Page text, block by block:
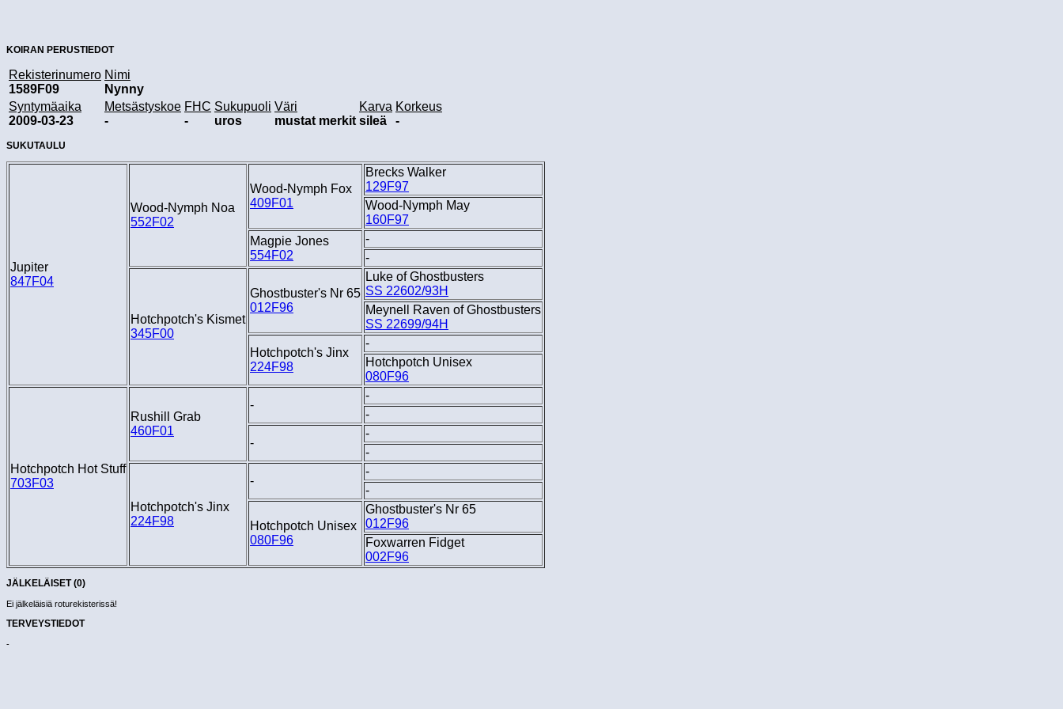
KOIRAN PERUSTIEDOT
Rekisterinumero
1589F09
Nimi
Nynny
Syntymäaika
2009-03-23
Metsästyskoe
-
FHC
-
Sukupuoli
uros
Väri
mustat merkit
Karva
sileä
Korkeus
-
SUKUTAULU
Jupiter
847F04
Wood-Nymph Noa
552F02
Wood-Nymph Fox
409F01
Brecks Walker
129F97
Wood-Nymph May
160F97
Magpie Jones
554F02
-
-
Hotchpotch's Kismet
345F00
Ghostbuster's Nr 65
012F96
Luke of Ghostbusters
SS 22602/93H
Meynell Raven of Ghostbusters
SS 22699/94H
Hotchpotch's Jinx
224F98
-
Hotchpotch Unisex
080F96
Hotchpotch Hot Stuff
703F03
Rushill Grab
460F01
-
-
-
-
-
-
Hotchpotch's Jinx
224F98
-
-
-
Hotchpotch Unisex
080F96
Ghostbuster's Nr 65
012F96
Foxwarren Fidget
002F96
JÄLKELÄISET (0)
Ei jälkeläisiä roturekisterissä!
TERVEYSTIEDOT
-